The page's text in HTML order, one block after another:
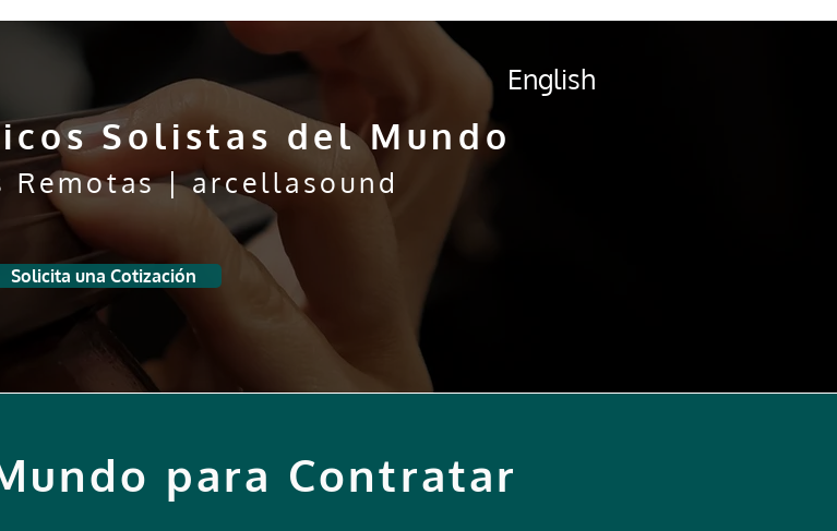
English
Solistas del Mundo
Remotas | arcellasound
Solicita una Cotización
para Contratar